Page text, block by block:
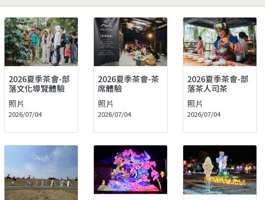
2026夏季茶會-部
落文化導覽體驗
照片
2026/07/04
2026夏季茶會-茶
席體驗
照片
2026/07/04
2026夏季茶會-部
落茶人司茶
照片
2026/07/04